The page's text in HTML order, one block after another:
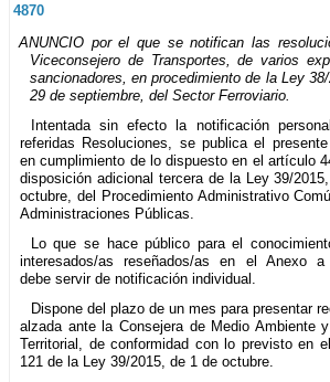
4870
ANUNCIO por el que se notifican las
Viceconsejero de Transportes, de varios
sancionadores, en procedimiento de la Ley
29 de septiembre, del Sector Ferroviario.
Intentada sin efecto la notificación
referidas Resoluciones, se publica el
en cumplimiento de lo dispuesto en el artículo
disposición adicional tercera de la Ley 39/
octubre, del Procedimiento Administrativo
Administraciones Públicas.
Lo que se hace público para el
interesados/as reseñados/as en el Anexo a
debe servir de notificación individual.
Dispone del plazo de un mes para presentar
alzada ante la Consejera de Medio Ambiente
Territorial, de conformidad con lo previsto en
121 de la Ley 39/2015, de 1 de octubre.